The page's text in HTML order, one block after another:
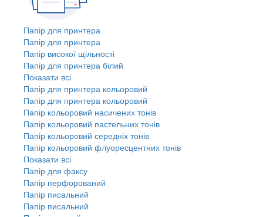
Папір для принтера
Папір для принтера
Папір високої щільності
Папір для принтера білий
Показати всі
Папір для принтера кольоровий
Папір для принтера кольоровий
Папір кольоровий насичених тонів
Папір кольоровий пастельних тонів
Папір кольоровий середніх тонів
Папір кольоровий флуоресцентних тонів
Показати всі
Папір для факсу
Папір перфорований
Папір писальний
Папір писальний